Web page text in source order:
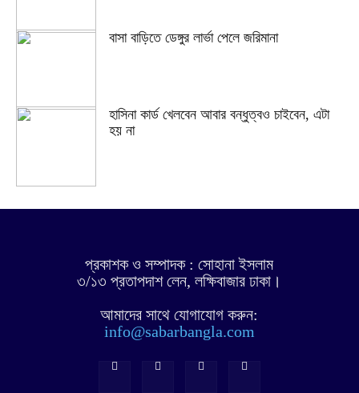
বাসা বাড়িতে ডেঙ্গুর লার্ভা পেলে জরিমানা
হাসিনা কার্ড খেলবেন আবার বন্ধুত্বও চাইবেন, এটা
হয় না
প্রকাশক ও সম্পাদক : সোহানা ইসলাম
৩/১৩ প্রতাপদাশ লেন, লক্ষিবাজার ঢাকা।
আমাদের সাথে যোগাযোগ করুন:
info@sabarbangla.com